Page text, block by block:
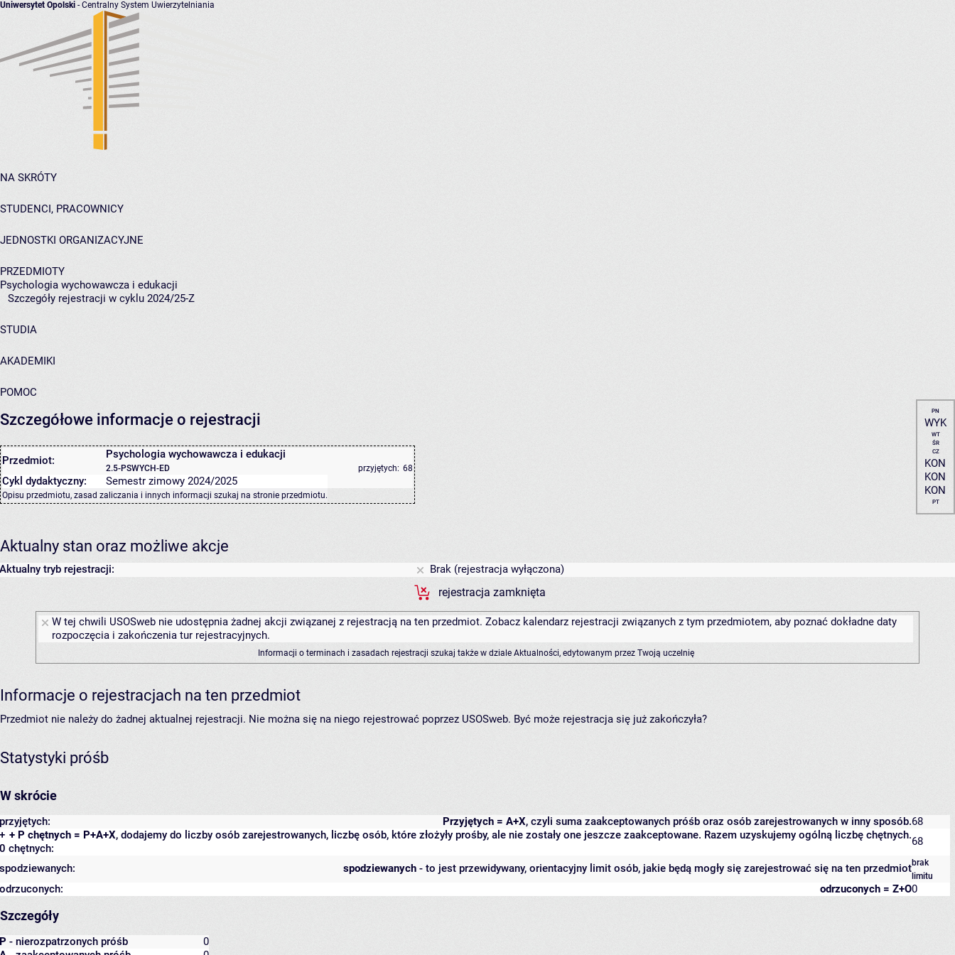
Uniwersytet Opolski - Centralny System Uwierzytelniania
NA SKRÓTY
STUDENCI, PRACOWNICY
JEDNOSTKI ORGANIZACYJNE
PRZEDMIOTY
Psychologia wychowawcza i edukacji
Szczegóły rejestracji w cyklu 2024/25-Z
STUDIA
AKADEMIKI
POMOC
Szczegółowe informacje o rejestracji
Przedmiot: Psychologia wychowawcza i edukacji
2.5-PSWYCH-ED przyjętych: 68
Cykl dydaktyczny: Semestr zimowy 2024/2025
Opisu przedmiotu, zasad zaliczania i innych informacji szukaj na stronie przedmiotu.
PN
WYK
WT
ŚR
CZ
KON
KON
KON
PT
Aktualny stan oraz możliwe akcje
Aktualny tryb rejestracji:
Brak (rejestracja wyłączona)
rejestracja zamknięta
W tej chwili USOSweb nie udostępnia żadnej akcji związanej z rejestracją na ten przedmiot. Zobacz kalendarz rejestracji związanych z tym przedmiotem, aby poznać dokładne daty
rozpoczęcia i zakończenia tur rejestracyjnych.
Informacji o terminach i zasadach rejestracji szukaj także w dziale Aktualności, edytowanym przez Twoją uczelnię
Informacje o rejestracjach na ten przedmiot
Przedmiot nie należy do żadnej aktualnej rejestracji. Nie można się na niego rejestrować poprzez USOSweb. Być może rejestracja się już zakończyła?
Statystyki próśb
W skrócie
Przyjętych = A+X, czyli suma zaakceptowanych próśb oraz osób zarejestrowanych w inny sposób.
przyjętych:
68
+ P chętnych = P+A+X, dodajemy do liczby osób zarejestrowanych, liczbę osób, które złożyły prośby, ale nie zostały one jeszcze zaakceptowane. Razem uzyskujemy ogólną liczbę chętnych.
+
0 chętnych:
68
spodziewanych - to jest przewidywany, orientacyjny limit osób, jakie będą mogły się zarejestrować się na ten przedmiot
spodziewanych:
brak
limitu
odrzuconych = Z+O
odrzuconych: 0
Szczegóły
P - nierozpatrzonych próśb
0